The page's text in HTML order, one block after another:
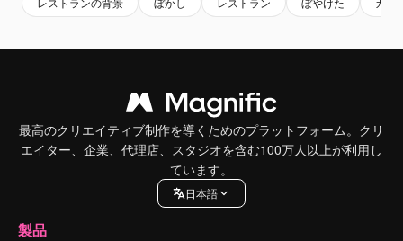
最高のクリエイティブ制作を導くためのプラットフォーム。クリ
エイター、企業、代理店、スタジオを含む100万人以上が利用し
ています。
日本語
製品